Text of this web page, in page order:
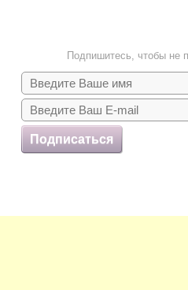
Подпишитесь, чтобы не
Подписаться